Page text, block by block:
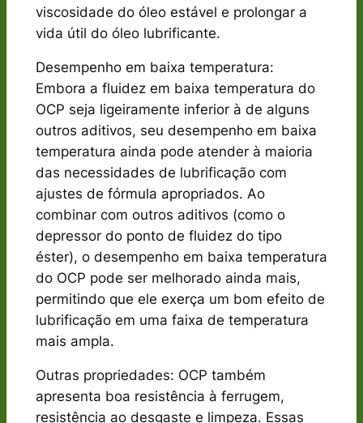
viscosidade do óleo estável e prolongar a
vida útil do óleo lubrificante.
Desempenho em baixa temperatura:
Embora a fluidez em baixa temperatura do
OCP seja ligeiramente inferior à de alguns
outros aditivos, seu desempenho em baixa
temperatura ainda pode atender à maioria
das necessidades de lubrificação com
ajustes de fórmula apropriados. Ao
combinar com outros aditivos (como o
depressor do ponto de fluidez do tipo
éster), o desempenho em baixa temperatura
do OCP pode ser melhorado ainda mais,
permitindo que ele exerça um bom efeito de
lubrificação em uma faixa de temperatura
mais ampla.
Outras propriedades: OCP também
apresenta boa resistência à ferrugem,
resistência ao desgaste e limpeza. Essas